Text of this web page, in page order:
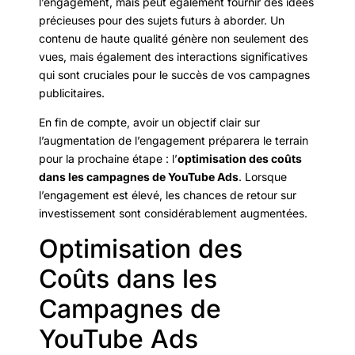
précieuses pour des sujets futurs à aborder. Un
contenu de haute qualité génère non seulement des
vues, mais également des interactions significatives
qui sont cruciales pour le succès de vos campagnes
publicitaires.
En fin de compte, avoir un objectif clair sur
l’augmentation de l’engagement préparera le terrain
pour la prochaine étape : l’optimisation des coûts
dans les campagnes de YouTube Ads. Lorsque
l’engagement est élevé, les chances de retour sur
investissement sont considérablement augmentées.
Optimisation des
Coûts dans les
Campagnes de
YouTube Ads